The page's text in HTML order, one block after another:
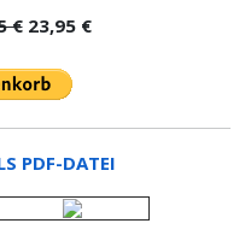
€23,95 €
PDF-DATEI